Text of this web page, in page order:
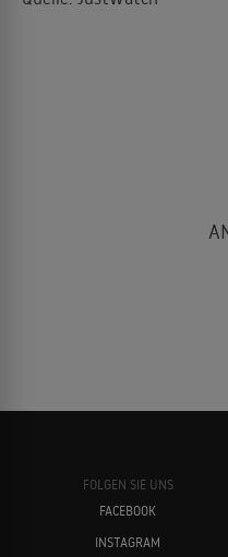
FOLGEN SIE UNS
FACEBOOK
INSTAGRAM